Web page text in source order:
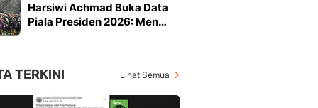
Harsiwi Achmad Buka Data
Piala Presiden 2026: Men…
TERKINI Lihat Semua